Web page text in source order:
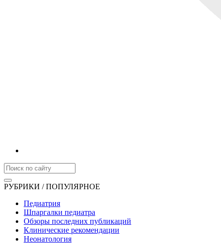
РУБРИКИ / ПОПУЛЯРНОЕ
Педиатрия
Шпаргалки педиатра
Обзоры последних публикаций
Клинические рекомендации
Неонатология